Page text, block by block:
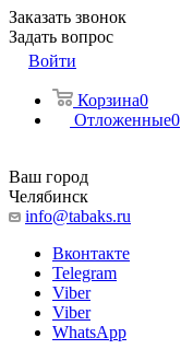
Заказать звонок
Задать вопрос
Войти
Корзина0
Отложенные0
Ваш город
Челябинск
info@tabaks.ru
Вконтакте
Telegram
Viber
Viber
WhatsApp